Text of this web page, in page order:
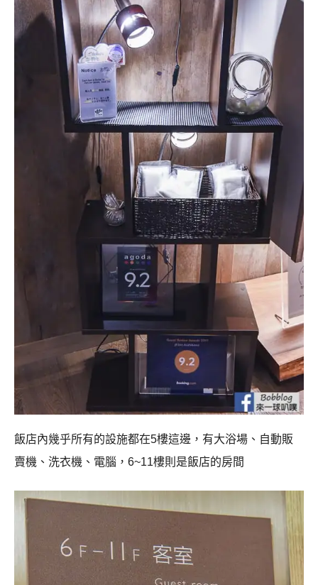
飯店內幾乎所有的設施都在5樓這邊，有大浴場、自動販
賣機、洗衣機、電腦，6~11樓則是飯店的房間